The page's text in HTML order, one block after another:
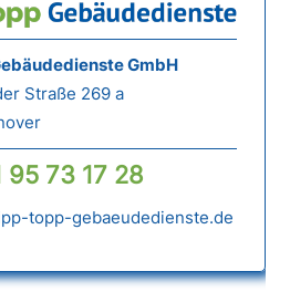
GmbH
Straße 269 a
95 73 17 28
topp-gebaeudedienste.de